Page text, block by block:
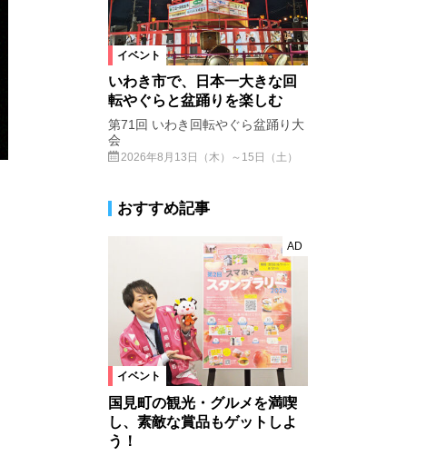
イベント
いわき市で、日本一大きな回
転やぐらと盆踊りを楽しむ
第71回 いわき回転やぐら盆踊り大
会
2026年8月13日（木）～15日（土）
おすすめ記事
イベント
AD
国見町の観光・グルメを満喫
し、素敵な賞品もゲットしよ
う！